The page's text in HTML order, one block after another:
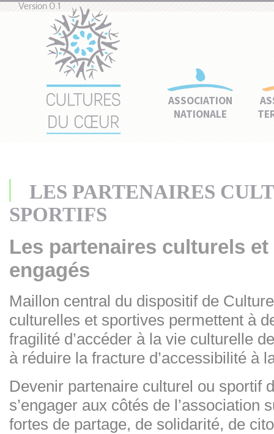
Version 0.1
ASSOCIATION
NATIONALE
LES PARTENAIRES
SPORTIFS
Les partenaires culturels
engagés
Maillon central du dispositif de
culturelles et sportives permettent à
fragilité d’accéder à la vie culturelle
à réduire la fracture d’accessibilité à
Devenir partenaire culturel ou sportif
s’engager aux côtés de l’association
fortes de partage, de solidarité, de